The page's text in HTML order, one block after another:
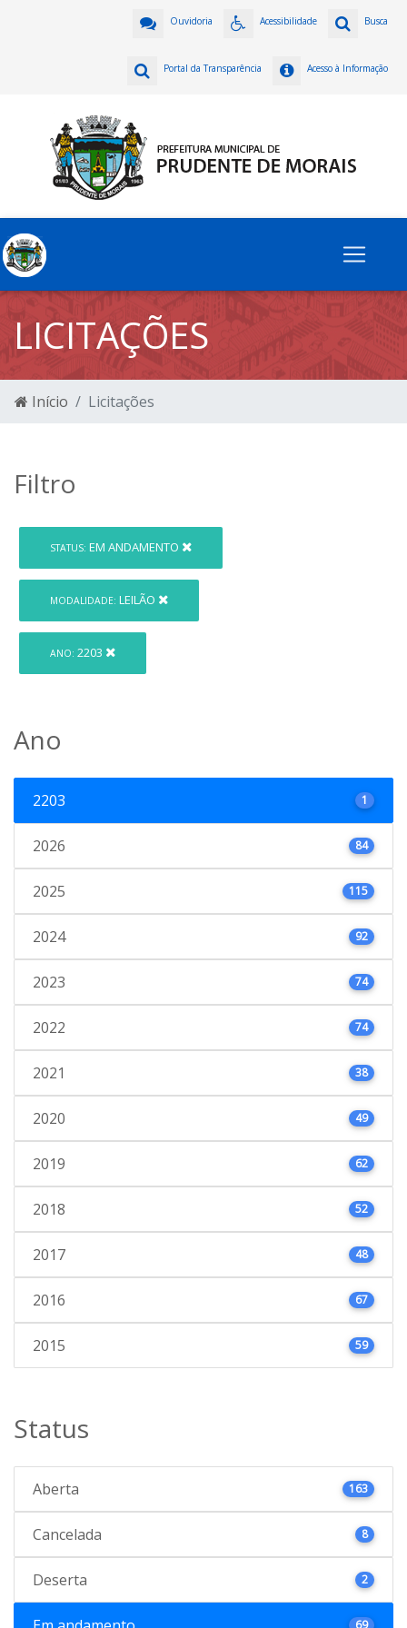
Busca
Acessibilidade
Ouvidoria
Acesso à Informação
Portal da Transparência
LICITAÇÕES
Início Licitações
Filtro
STATUS: EM ANDAMENTO
MODALIDADE: LEILÃO
ANO: 2203
Ano
2203 1
2026 84
2025 115
2024 92
2023 74
2022 74
2021 38
2020 49
2019 62
2018 52
2017 48
2016 67
2015 59
Status
Aberta 163
Cancelada 8
Deserta 2
69